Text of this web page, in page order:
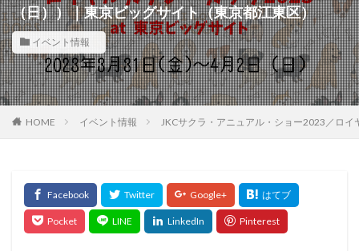
（日））｜東京ビッグサイト（東京都江東区）
イベント情報
HOME イベント情報 JKCサクラ・アニュアル・ショー2023／ロ